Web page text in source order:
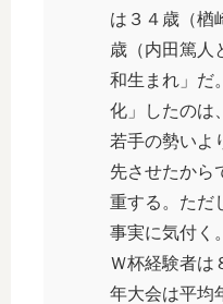
は３４歳（楢
歳（内田篤人
和生まれ」だ
化」したのは
若手の勢いよ
先させたから
重する。ただ
事実に気付く
Ｗ杯経験者は
年大会は平均